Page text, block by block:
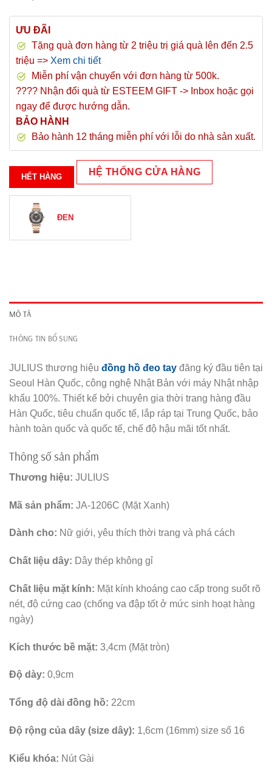
ƯU ĐÃI
Tặng quà đơn hàng từ 2 triệu trị giá quà lên đến 2.5
triệu => Xem chi tiết
Miễn phí vận chuyển với đơn hàng từ 500k.
???? Nhận đổi quà từ ESTEEM GIFT -> Inbox hoặc gọi
ngay để được hướng dẫn.
BẢO HÀNH
Bảo hành 12 tháng miễn phí với lỗi do nhà sản xuất.
HẾT HÀNG HỆ THỐNG CỬA HÀNG
ĐEN
MÔ TẢ
THÔNG TIN BỔ SUNG
JULIUS thương hiệu đồng hồ đeo tay đăng ký đầu tiên tại
Seoul Hàn Quốc, công nghệ Nhật Bản với máy Nhật nhập
khẩu 100%. Thiết kế bởi chuyên gia thời trang hàng đầu
Hàn Quốc, tiêu chuẩn quốc tế, lắp ráp tại Trung Quốc, bảo
hành toàn quốc và quốc tế, chế độ hậu mãi tốt nhất.
Thông số sản phẩm
Thương hiệu: JULIUS
Mã sản phẩm: JA-1206C (Mặt Xanh)
Dành cho: Nữ giới, yêu thích thời trang và phá cách
Chất liệu dây: Dây thép không gỉ
Chất liệu mặt kính: Mặt kính khoáng cao cấp trong suốt rõ
nét, độ cứng cao (chống va đập tốt ở mức sinh hoạt hàng
ngày)
Kích thước bề mặt: 3,4cm (Mặt tròn)
Độ dày: 0,9cm
Tổng độ dài đồng hồ: 22cm
Độ rộng của dây (size dây): 1,6cm (16mm) size số 16
Kiểu khóa: Nút Gài